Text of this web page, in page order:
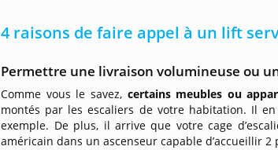
4 raisons de faire appel à un lift
Permettre une livraison volumineuse ou
Comme vous le savez, certains meubles ou
montés par les escaliers de votre habitation. Il
exemple. De plus, il arrive que votre cage
américain dans un ascenseur capable d’accueillir